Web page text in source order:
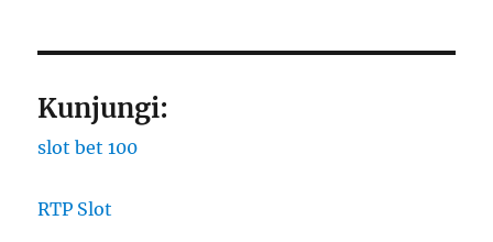
Kunjungi:
slot bet 100
RTP Slot